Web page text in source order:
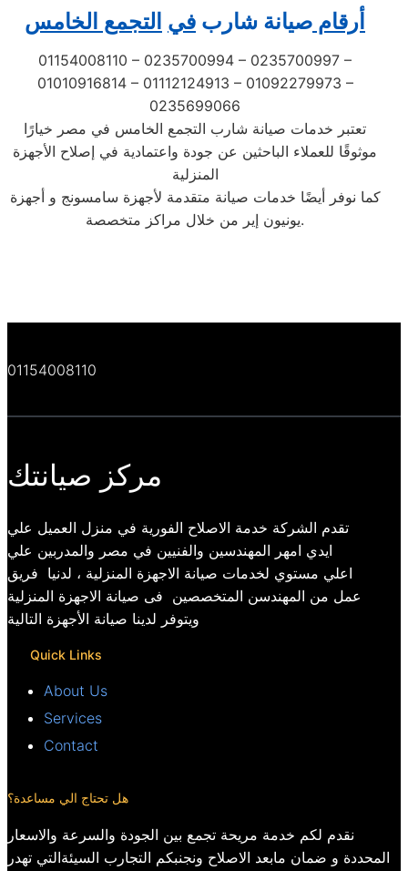
أرقام صيانة شارب في التجمع الخامس
01154008110 – 0235700994 – 0235700997 –
01010916814 – 01112124913 – 01092279973 –
0235699066
تعتبر خدمات صيانة شارب التجمع الخامس في مصر خيارًا
موثوقًا للعملاء الباحثين عن جودة واعتمادية في إصلاح الأجهزة
المنزلية
كما نوفر أيضًا خدمات صيانة متقدمة لأجهزة سامسونج و أجهزة
يونيون إير من خلال مراكز متخصصة.
01154008110
مركز صيانتك
تقدم الشركة خدمة الاصلاح الفورية في منزل العميل علي
ايدي امهر المهندسين والفنيين في مصر والمدربين علي
اعلي مستوي لخدمات صيانة الاجهزة المنزلية ، لدنيا فريق
عمل من المهندسن المتخصصين فى صيانة الاجهزة المنزلية
ويتوفر لدينا صيانة الأجهزة التالية
Quick Links
About Us
Services
Contact
هل تحتاج الي مساعدة؟
نقدم لكم خدمة مريحة تجمع بين الجودة والسرعة والاسعار
المحددة و ضمان مابعد الاصلاح ونجنبكم التجارب السيئةالتي تهدر